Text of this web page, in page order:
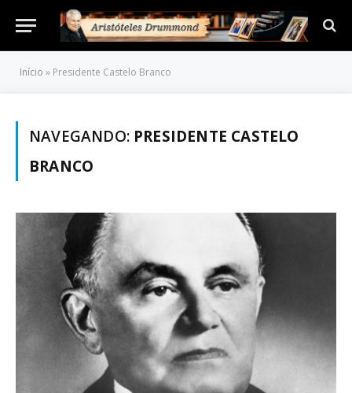
Início » Presidente Castelo Branco
NAVEGANDO: PRESIDENTE CASTELO
BRANCO